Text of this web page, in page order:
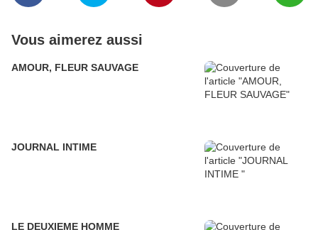
Vous aimerez aussi
AMOUR, FLEUR SAUVAGE
JOURNAL INTIME
LE DEUXIEME HOMME